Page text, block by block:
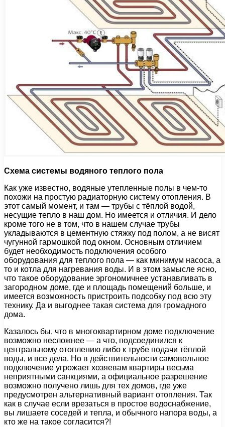
Схема системы водяного теплого пола
Как уже известно, водяные утепленные полы в чем-то
похожи на простую радиаторную систему отопления. В
этот самый момент, и там — трубы с тёплой водой,
несущие тепло в наш дом. Но имеется и отличия. И дело
кроме того не в том, что в нашем случае трубы
укладываются в цементную стяжку под полом, а не висят
чугунной гармошкой под окном. Основным отличием
будет необходимость подключения особого
оборудования для теплого пола — как минимум насоса, а
то и котла для нагревания воды. И в этом замысле ясно,
что такое оборудование эргономичнее устанавливать в
загородном доме, где и площадь помещений больше, и
имеется возможность пристроить подсобку под всю эту
технику. Да и выгоднее такая система для громадного
дома.
Казалось бы, что в многоквартирном доме подключение
возможно несложнее — а что, подсоединился к
центральному отоплению либо к трубе подачи тёплой
воды, и все дела. Но в действительности самовольное
подключение угрожает хозяевам квартиры весьма
неприятными санкциями, а официальное разрешение
возможно получено лишь для тех домов, где уже
предусмотрен альтернативный вариант отопления. Так
как в случае если врезаться в простое водоснабжение,
вы лишаете соседей и тепла, и обычного напора воды, а
кто же на такое согласится?!